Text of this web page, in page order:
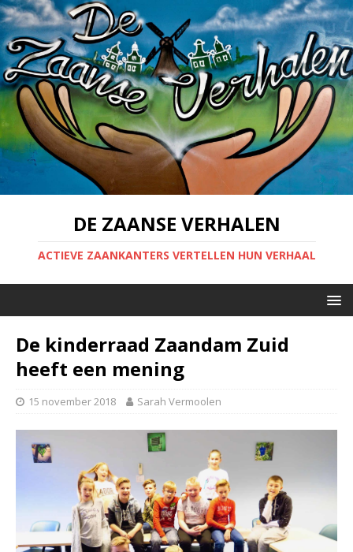
DE ZAANSE VERHALEN
ACTIEVE ZAANKANTERS VERTELLEN HUN VERHAAL
De kinderraad Zaandam Zuid
heeft een mening
15 november 2018 Sarah Vermoolen